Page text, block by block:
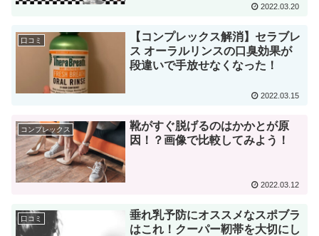
2022.03.20
口コミ
【コンプレックス解消】セラブレ
ス オーラルリンスの口臭効果が
段違いで手放せなくなった！
2022.03.15
コンプレックス
靴がすぐ脱げるのはかかとが原
因！？画像で比較してみよう！
2022.03.12
口コミ
垂れ乳予防にオススメなスポブラ
はこれ！クーパー靭帯を大切にし